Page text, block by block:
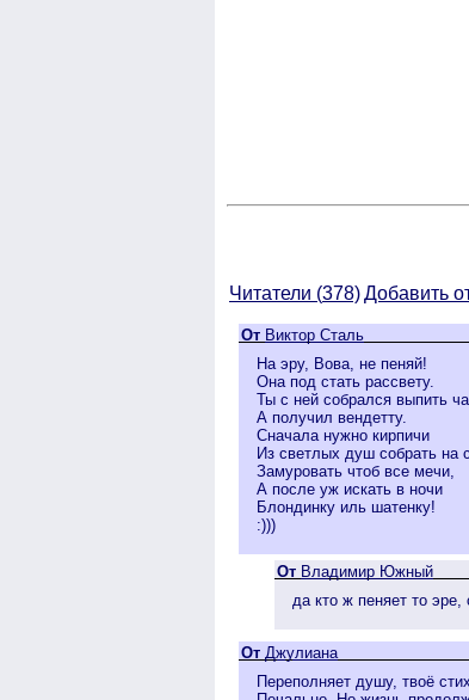
Читатели (378)Добавить
От Виктор Сталь
На эру, Вова, не пеняй!
Она под стать рассвету.
Ты с ней собрался выпить
А получил вендетту.
Сначала нужно кирпичи
Из светлых душ собрать на
Замуровать чтоб все мечи,
А после уж искать в ночи
Блондинку иль шатенку!
:)))
От Владимир Южный
да кто ж пеняет то
От Джулиана
Переполняет душу, твоё